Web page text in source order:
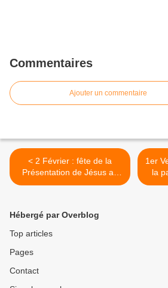
Commentaires
Ajouter un commentaire
< 2 Février : fête de la
Présentation de Jésus au
Temple,
1er
Hébergé par Overblog
Top articles
Pages
Contact